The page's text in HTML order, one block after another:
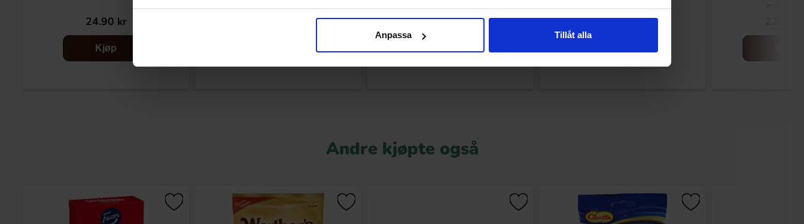
Anpassa Tillåt alla
24.90 kr
Kjøp
26.90 kr 26.90 kr
Andre kjøpte også